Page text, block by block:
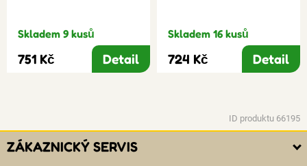
Skladem 9 kusů
751 Kč Detail
Skladem 16 kusů
724 Kč Detail
ID produktu 66195
ZÁKAZNICKÝ SERVIS